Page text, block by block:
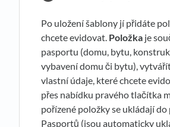
Po uložení šablony jí přidáte
chcete evidovat. Položka je
pasportu (domu, bytu,
vybavení domu či bytu),
vlastní údaje, které chcete
přes nabídku pravého tlačítka
pořízené položky se ukládají do
Pasportů (jsou automaticky